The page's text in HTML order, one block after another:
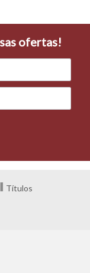
ofertas!
Títulos